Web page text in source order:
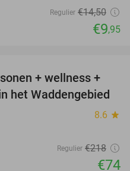
Regulier €14,50
€9,95
66%
+ wellness +
het Waddengebied
8.6 star
Regulier €218
€74